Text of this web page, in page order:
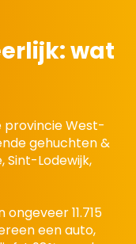
wat
provincie West-
gehuchten &
Sint-Lodewijk,
11.715
een auto,